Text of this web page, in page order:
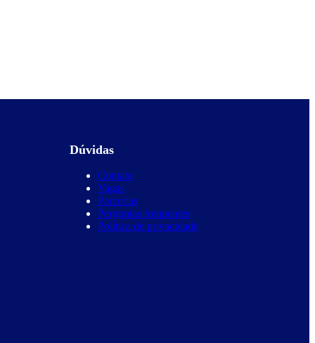
Dúvidas
Contato
Vagas
Parcerias
Perguntas frequentes
Política de privacidade